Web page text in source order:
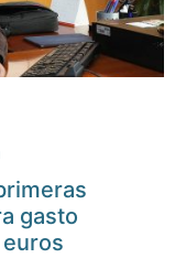
gasto